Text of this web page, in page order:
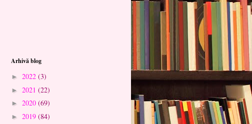
Arhivă blog
► 2022 (3)
► 2021 (22)
► 2020 (69)
► 2019 (84)